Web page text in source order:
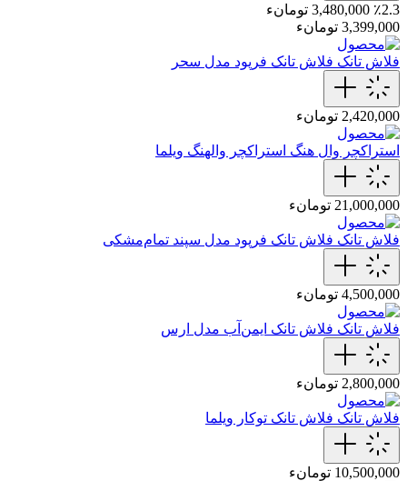
٪2.3 3,480,000 تومانء
3,399,000 تومانء
فلاش تانک فلاش تانک فرپود مدل سحر
2,420,000 تومانء
استراکچر وال هنگ استراکچر والهنگ ویلما
21,000,000 تومانء
فلاش تانک فلاش تانک فرپود مدل سپند‌ تمام‌مشکی
4,500,000 تومانء
فلاش تانک فلاش‌ تانک ایمن‌آب مدل ارس
2,800,000 تومانء
فلاش تانک فلاش تانک توکار ویلما
10,500,000 تومانء